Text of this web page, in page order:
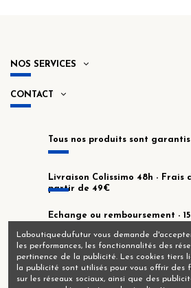
NOS SERVICES
CONTACT
Tous nos produits sont garantis
Livraison Colissimo 48h - Frais
partir de 49€
Echange ou remboursement -
En stock dans notre atelier de
Laboutiquedufutur vous demande
les performances, les fonctionnalités des
pertinence de la publicité. Les cookies tiers
la publicité sont utilisés pour vous offrir des
sur les réseaux sociaux, ainsi que des